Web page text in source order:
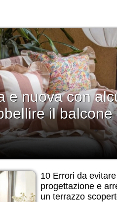
e nuova con
il balcone
10 Errori da
progettazione e
un terrazzo